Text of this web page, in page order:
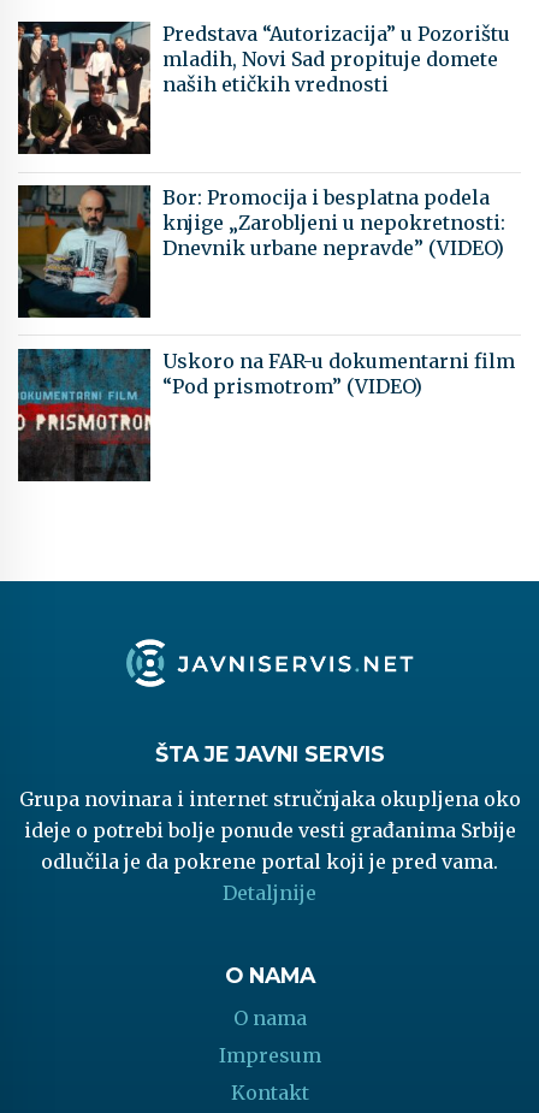
Predstava “Autorizacija” u Pozorištu
mladih, Novi Sad propituje domete
naših etičkih vrednosti
Bor: Promocija i besplatna podela
knjige „Zarobljeni u nepokretnosti:
Dnevnik urbane nepravde” (VIDEO)
Uskoro na FAR-u dokumentarni film
“Pod prismotrom” (VIDEO)
ŠTA JE JAVNI SERVIS
Grupa novinara i internet stručnjaka okupljena oko
ideje o potrebi bolje ponude vesti građanima Srbije
odlučila je da pokrene portal koji je pred vama.
Detaljnije
O NAMA
O nama
Impresum
Kontakt